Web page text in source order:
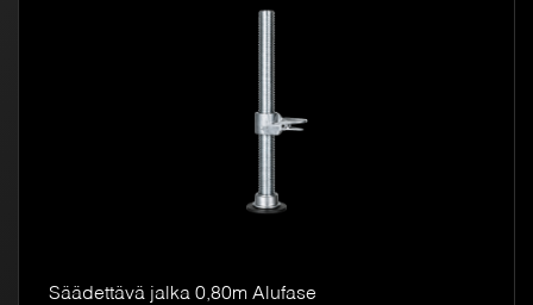
Säädettävä jalka 0,80m Alufase